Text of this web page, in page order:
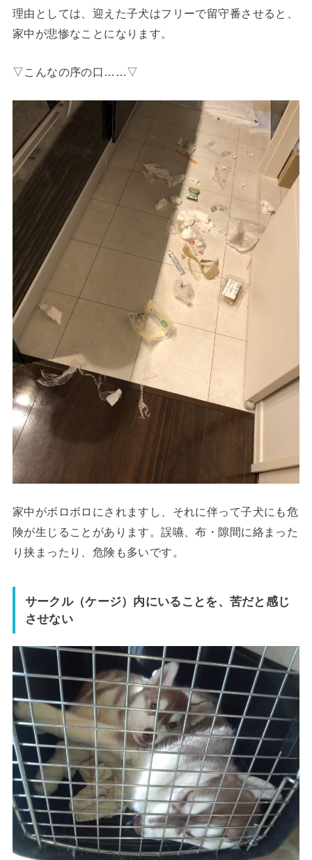
理由としては、迎えた子犬はフリーで留守番させると、
家中が悲惨なことになります。
▽こんなの序の口……▽
家中がボロボロにされますし、それに伴って子犬にも危
険が生じることがあります。誤嚥、布・隙間に絡まった
り挟まったり、危険も多いです。
サークル（ケージ）内にいることを、苦だと感じ
させない